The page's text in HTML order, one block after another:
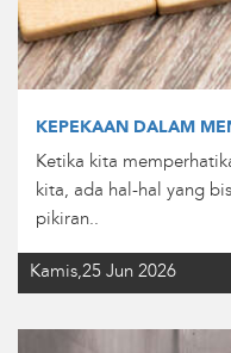
KEPEKAAN DALAM
Ketika kita
kita, ada hal-hal yang
pikiran..
Kamis,25 Jun 2026